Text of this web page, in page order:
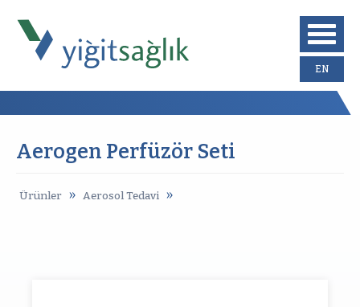
EN
Aerogen Perfüzör Seti
Ürünler » Aerosol Tedavi »